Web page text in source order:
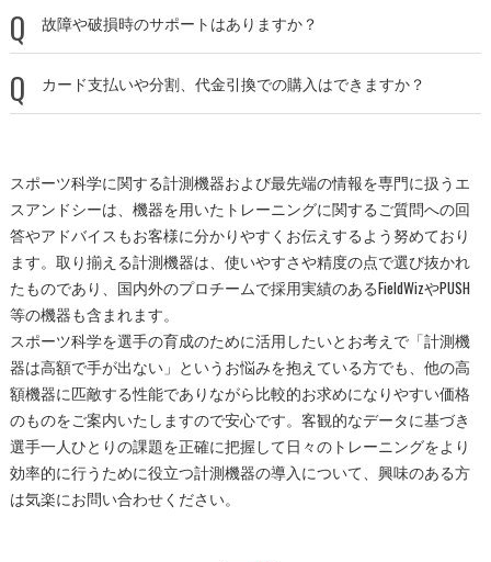
故障や破損時のサポートはありますか？
カード支払いや分割、代金引換での購入はできますか？
スポーツ科学に関する計測機器および最先端の情報を専門に扱うエ
スアンドシーは、機器を用いたトレーニングに関するご質問への回
答やアドバイスもお客様に分かりやすくお伝えするよう努めており
ます。取り揃える計測機器は、使いやすさや精度の点で選び抜かれ
たものであり、国内外のプロチームで採用実績のあるFieldWizやPUSH
等の機器も含まれます。
スポーツ科学を選手の育成のために活用したいとお考えで「計測機
器は高額で手が出ない」というお悩みを抱えている方でも、他の高
額機器に匹敵する性能でありながら比較的お求めになりやすい価格
のものをご案内いたしますので安心です。客観的なデータに基づき
選手一人ひとりの課題を正確に把握して日々のトレーニングをより
効率的に行うために役立つ計測機器の導入について、興味のある方
は気楽にお問い合わせください。